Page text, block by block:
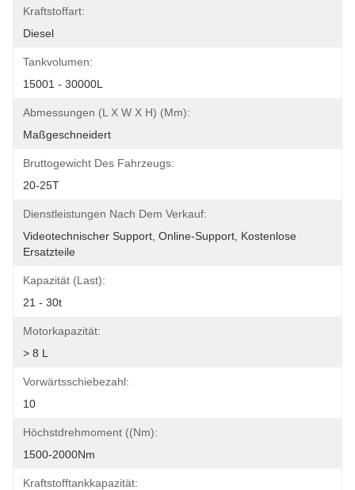
Kraftstoffart:
Diesel
Tankvolumen:
15001 - 30000L
Abmessungen (L X W X H) (mm):
Maßgeschneidert
Bruttogewicht Des Fahrzeugs:
20-25T
Dienstleistungen Nach Dem Verkauf:
Videotechnischer Support, Online-Support, Kostenlose
Ersatzteile
Kapazität (Last):
21 - 30t
Motorkapazität:
> 8 L
Vorwärtsschiebezahl:
10
Höchstdrehmoment ((Nm):
1500-2000Nm
Kraftstofftankkapazität: